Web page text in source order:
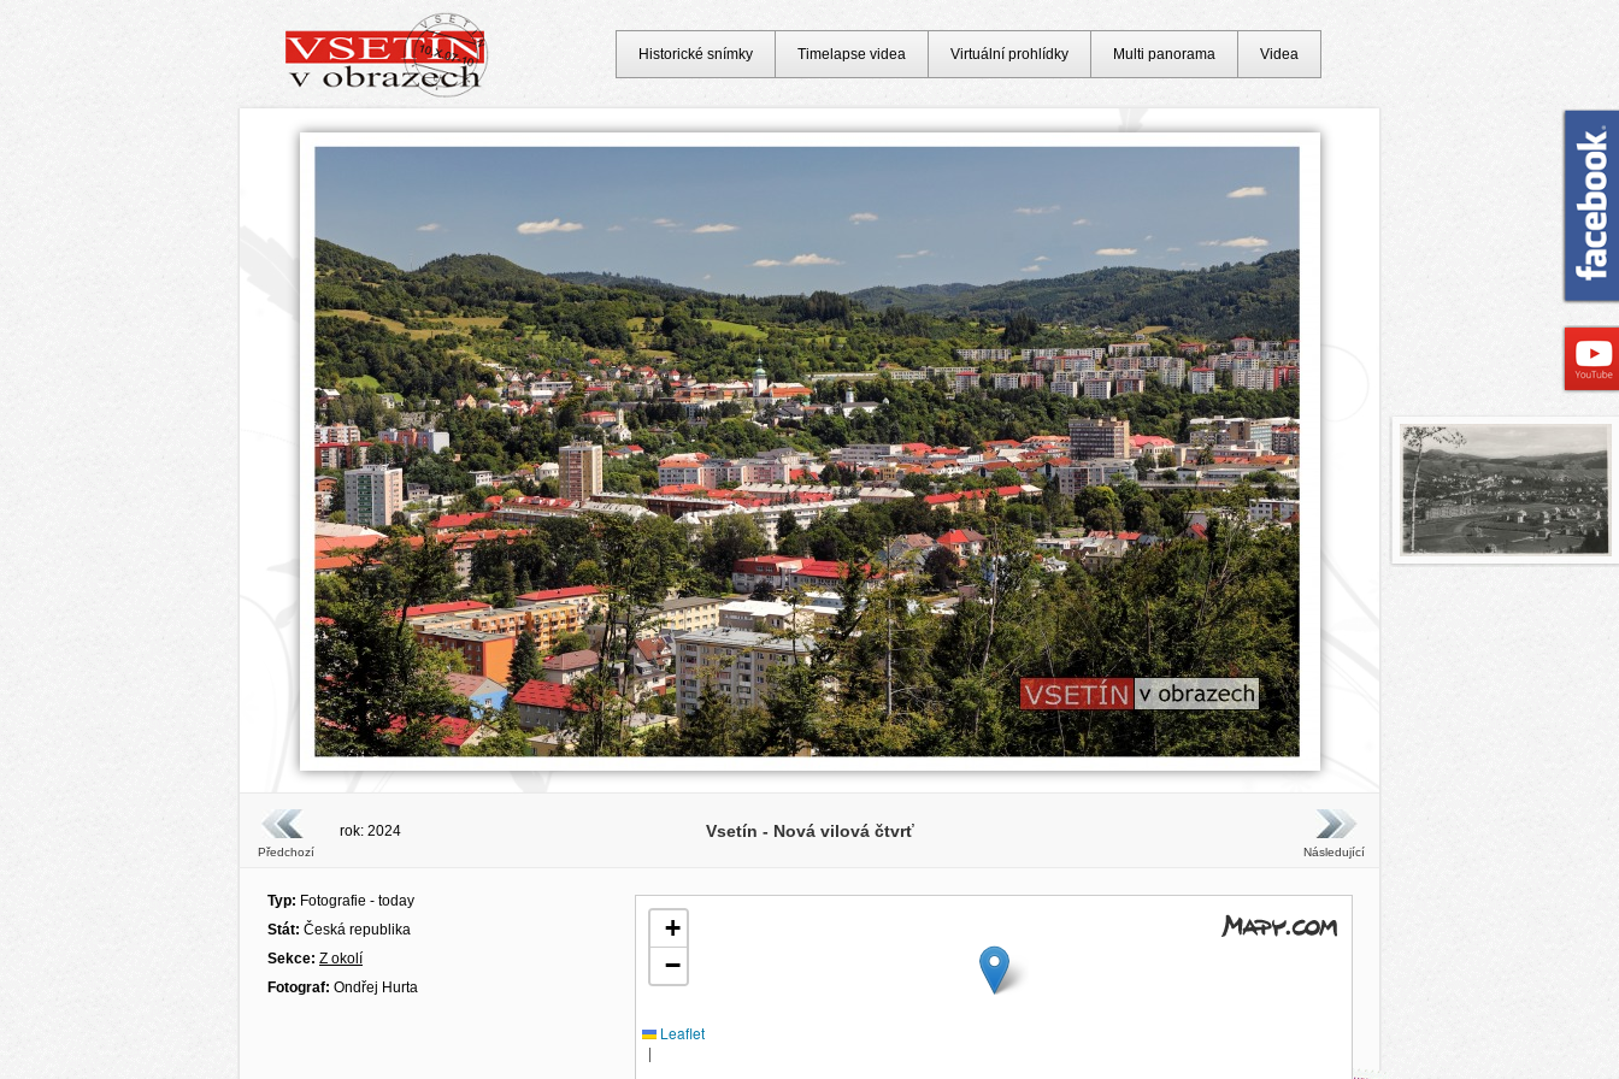
Předchozí
rok: 2024 Vsetín - Nová vilová čtvrť
Následující
Typ: Fotografie - today
Stát: Česká republika
Sekce: Z okolí
Fotograf: Ondřej Hurta
+
−
Leaflet
|
Historické snímky Timelapse videa Virtuální prohlídky Multi panorama Videa